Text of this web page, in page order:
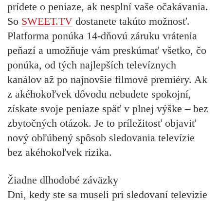
prídete o peniaze, ak nesplní vaše očakávania.
So SWEET.TV dostanete takúto možnosť.
Platforma ponúka 14-dňovú záruku vrátenia
peňazí a umožňuje vám preskúmať všetko, čo
ponúka, od tých najlepších televíznych
kanálov až po najnovšie filmové premiéry. Ak
z akéhokoľvek dôvodu nebudete spokojní,
získate svoje peniaze späť v plnej výške – bez
zbytočných otázok. Je to príležitosť objaviť
nový obľúbený spôsob sledovania televízie
bez akéhokoľvek rizika.
Žiadne dlhodobé záväzky
Dni, kedy ste sa museli pri sledovaní televízie